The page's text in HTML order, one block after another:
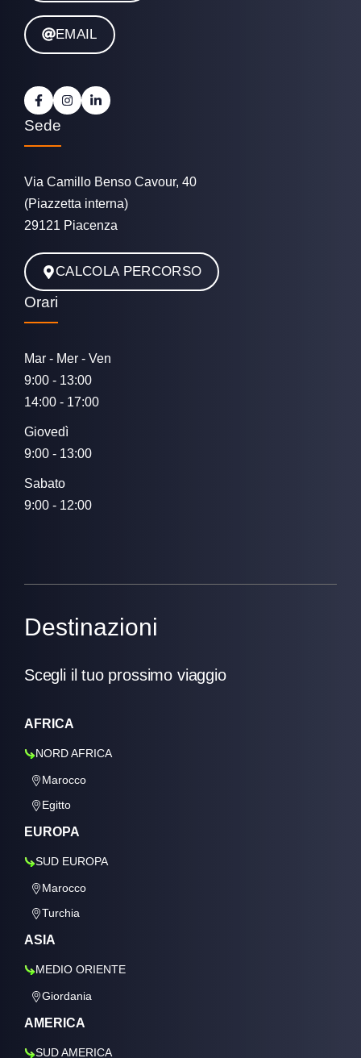
EMAIL
Sede
Via Camillo Benso Cavour, 40
(Piazzetta interna)
29121 Piacenza
CALCOLA PERCORSO
Orari
Mar - Mer - Ven
9:00 - 13:00
14:00 - 17:00
Giovedì
9:00 - 13:00
Sabato
9:00 - 12:00
Destinazioni
Scegli il tuo prossimo viaggio
AFRICA
NORD AFRICA
Marocco
Egitto
EUROPA
SUD EUROPA
Marocco
Turchia
ASIA
MEDIO ORIENTE
Giordania
AMERICA
SUD AMERICA